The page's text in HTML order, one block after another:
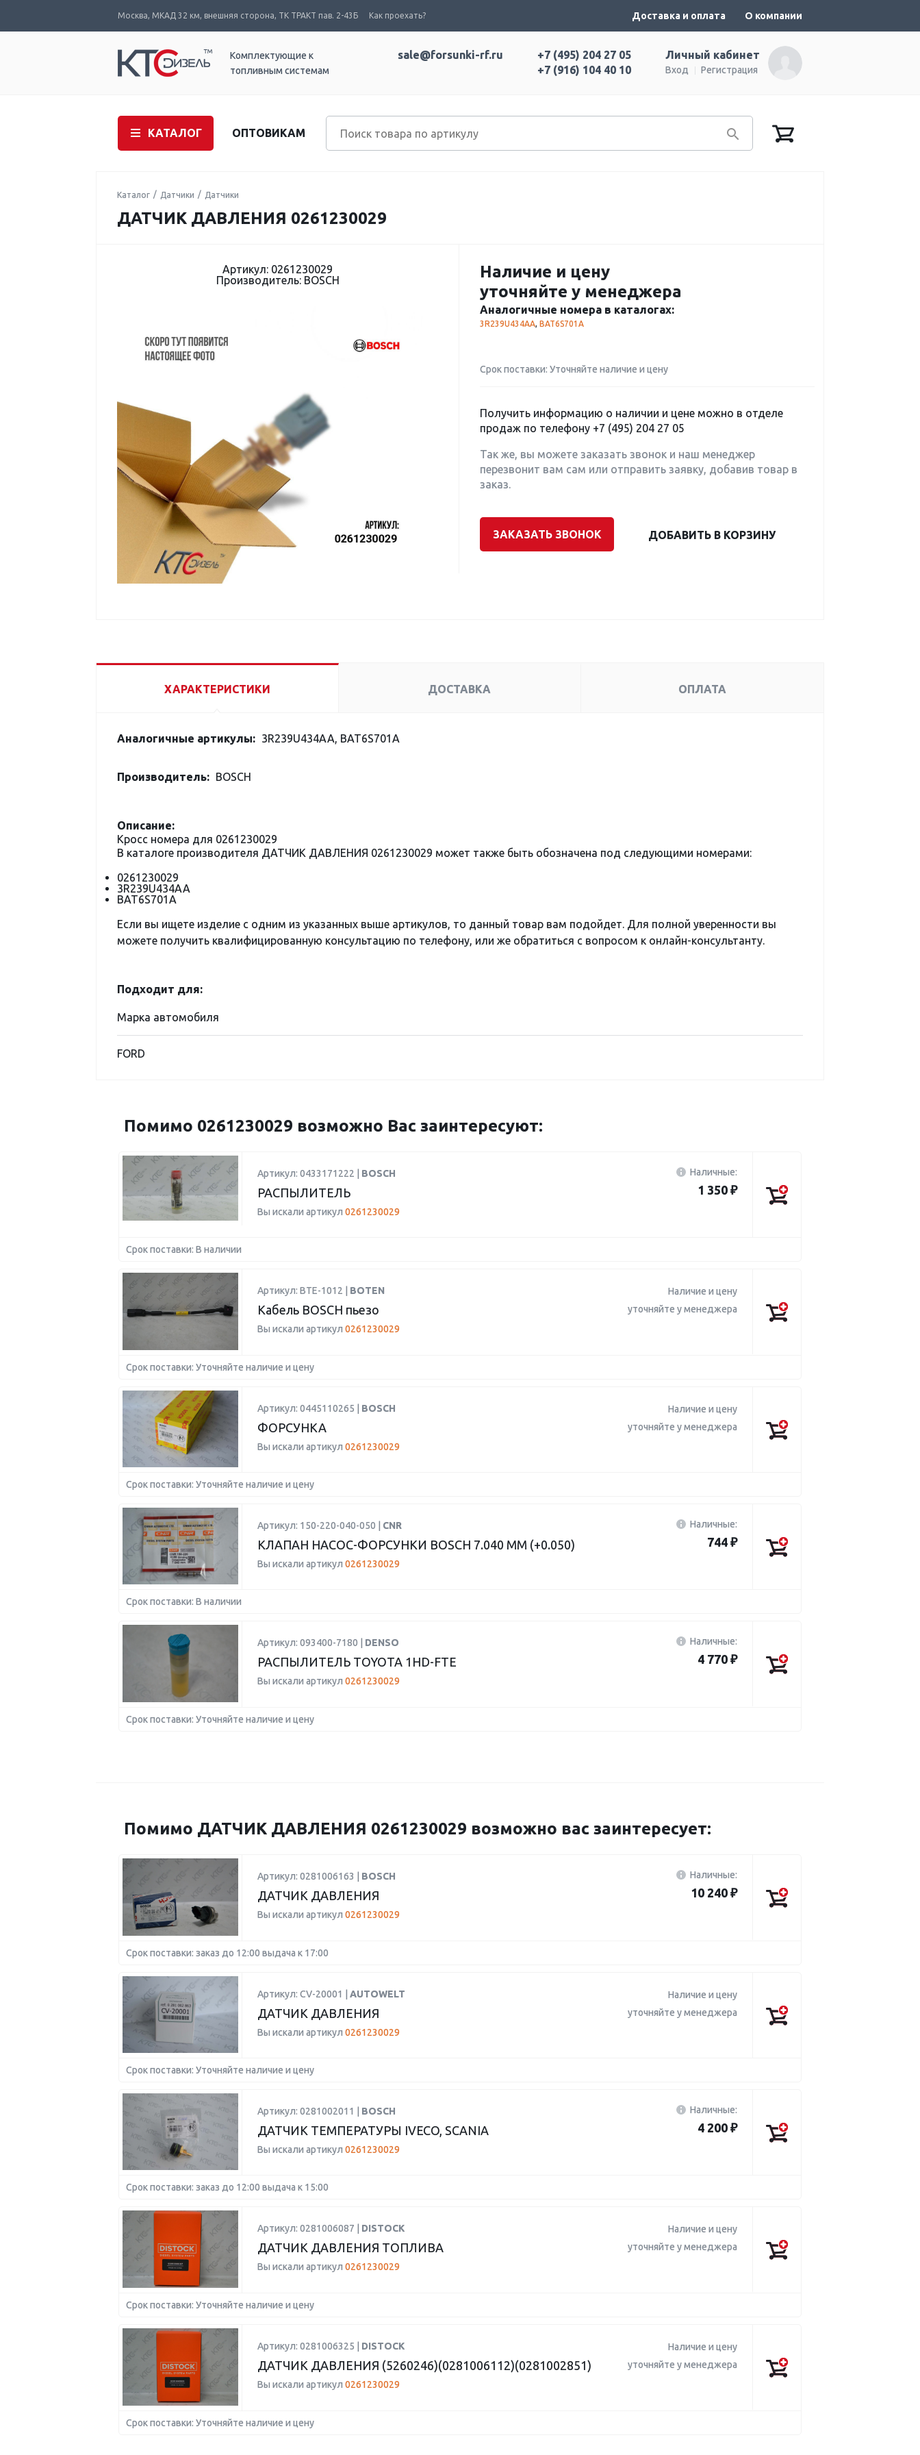
Москва, МКАД 32 км, внешняя сторона, ТК ТРАКТ пав. 2-43Б Как проехать? Доставка и оплата О компании
Комплектующие к
топливным системам
Личный кабинет
Вход Регистрация
+7 (495) 204 27 05
+7 (916) 104 40 10
sale@forsunki-rf.ru
КАТАЛОГ ОПТОВИКАМ
Каталог Датчики Датчики
ДАТЧИК ДАВЛЕНИЯ 0261230029
Артикул: 0261230029
Производитель: BOSCH
Наличие и цену
уточняйте у менеджера
Аналогичные номера в каталогах:
3R239U434AA, BAT6S701A
Срок поставки: Уточняйте наличие и цену
Получить информацию о наличии и цене можно в отделе
продаж по телефону +7 (495) 204 27 05
Так же, вы можете заказать звонок и наш менеджер
перезвонит вам сам или отправить заявку, добавив товар в
заказ.
ЗАКАЗАТЬ ЗВОНОК ДОБАВИТЬ В КОРЗИНУ
ХАРАКТЕРИСТИКИ ДОСТАВКА ОПЛАТА
Аналогичные артикулы: 3R239U434AA, BAT6S701A
Производитель: BOSCH
Описание:
Кросс номера для 0261230029
В каталоге производителя ДАТЧИК ДАВЛЕНИЯ 0261230029 может также быть обозначена под следующими номерами:
0261230029
3R239U434AA
BAT6S701A
Если вы ищете изделие с одним из указанных выше артикулов, то данный товар вам подойдет. Для полной уверенности вы
можете получить квалифицированную консультацию по телефону, или же обратиться с вопросом к онлайн-консультанту.
Подходит для:
Марка автомобиля
FORD
Помимо 0261230029 возможно Вас заинтересуют:
Артикул: 0433171222 | BOSCH
РАСПЫЛИТЕЛЬ
Вы искали артикул 0261230029
Наличные:
1 350 ₽
Срок поставки: В наличии
Артикул: BTE-1012 | BOTEN
Кабель BOSCH пьезо
Вы искали артикул 0261230029
Наличие и цену
уточняйте у менеджера
Срок поставки: Уточняйте наличие и цену
Артикул: 0445110265 | BOSCH
ФОРСУНКА
Вы искали артикул 0261230029
Наличие и цену
уточняйте у менеджера
Срок поставки: Уточняйте наличие и цену
Артикул: 150-220-040-050 | CNR
КЛАПАН НАСОС-ФОРСУНКИ BOSCH 7.040 ММ (+0.050)
Вы искали артикул 0261230029
Наличные:
744 ₽
Срок поставки: В наличии
Артикул: 093400-7180 | DENSO
РАСПЫЛИТЕЛЬ TOYOTA 1HD-FTE
Вы искали артикул 0261230029
Наличные:
4 770 ₽
Срок поставки: Уточняйте наличие и цену
Помимо ДАТЧИК ДАВЛЕНИЯ 0261230029 возможно вас заинтересует:
Артикул: 0281006163 | BOSCH
ДАТЧИК ДАВЛЕНИЯ
Вы искали артикул 0261230029
Наличные:
10 240 ₽
Срок поставки: заказ до 12:00 выдача к 17:00
Артикул: CV-20001 | AUTOWELT
ДАТЧИК ДАВЛЕНИЯ
Вы искали артикул 0261230029
Наличие и цену
уточняйте у менеджера
Срок поставки: Уточняйте наличие и цену
Артикул: 0281002011 | BOSCH
ДАТЧИК ТЕМПЕРАТУРЫ IVECO, SCANIA
Вы искали артикул 0261230029
Наличные:
4 200 ₽
Срок поставки: заказ до 12:00 выдача к 15:00
Артикул: 0281006087 | DISTOCK
ДАТЧИК ДАВЛЕНИЯ ТОПЛИВА
Вы искали артикул 0261230029
Наличие и цену
уточняйте у менеджера
Срок поставки: Уточняйте наличие и цену
Артикул: 0281006325 | DISTOCK
ДАТЧИК ДАВЛЕНИЯ (5260246)(0281006112)(0281002851)
Вы искали артикул 0261230029
Наличие и цену
уточняйте у менеджера
Срок поставки: Уточняйте наличие и цену